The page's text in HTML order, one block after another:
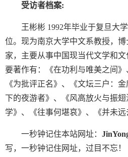
受访者档案:
王彬彬 1992年毕业于复旦大
位。现为南京大学中文系教授，
家，主要从事中国现当代文学和
要著作有：《在功利与唯美之间》
《为批评正名》、《文坛三户：
下的夜游者》、《风高放火与振
学》、《往事何堪哀》、《并未远
一秒钟记住本站网址：
写，一秒钟记住网址，过目不忘！